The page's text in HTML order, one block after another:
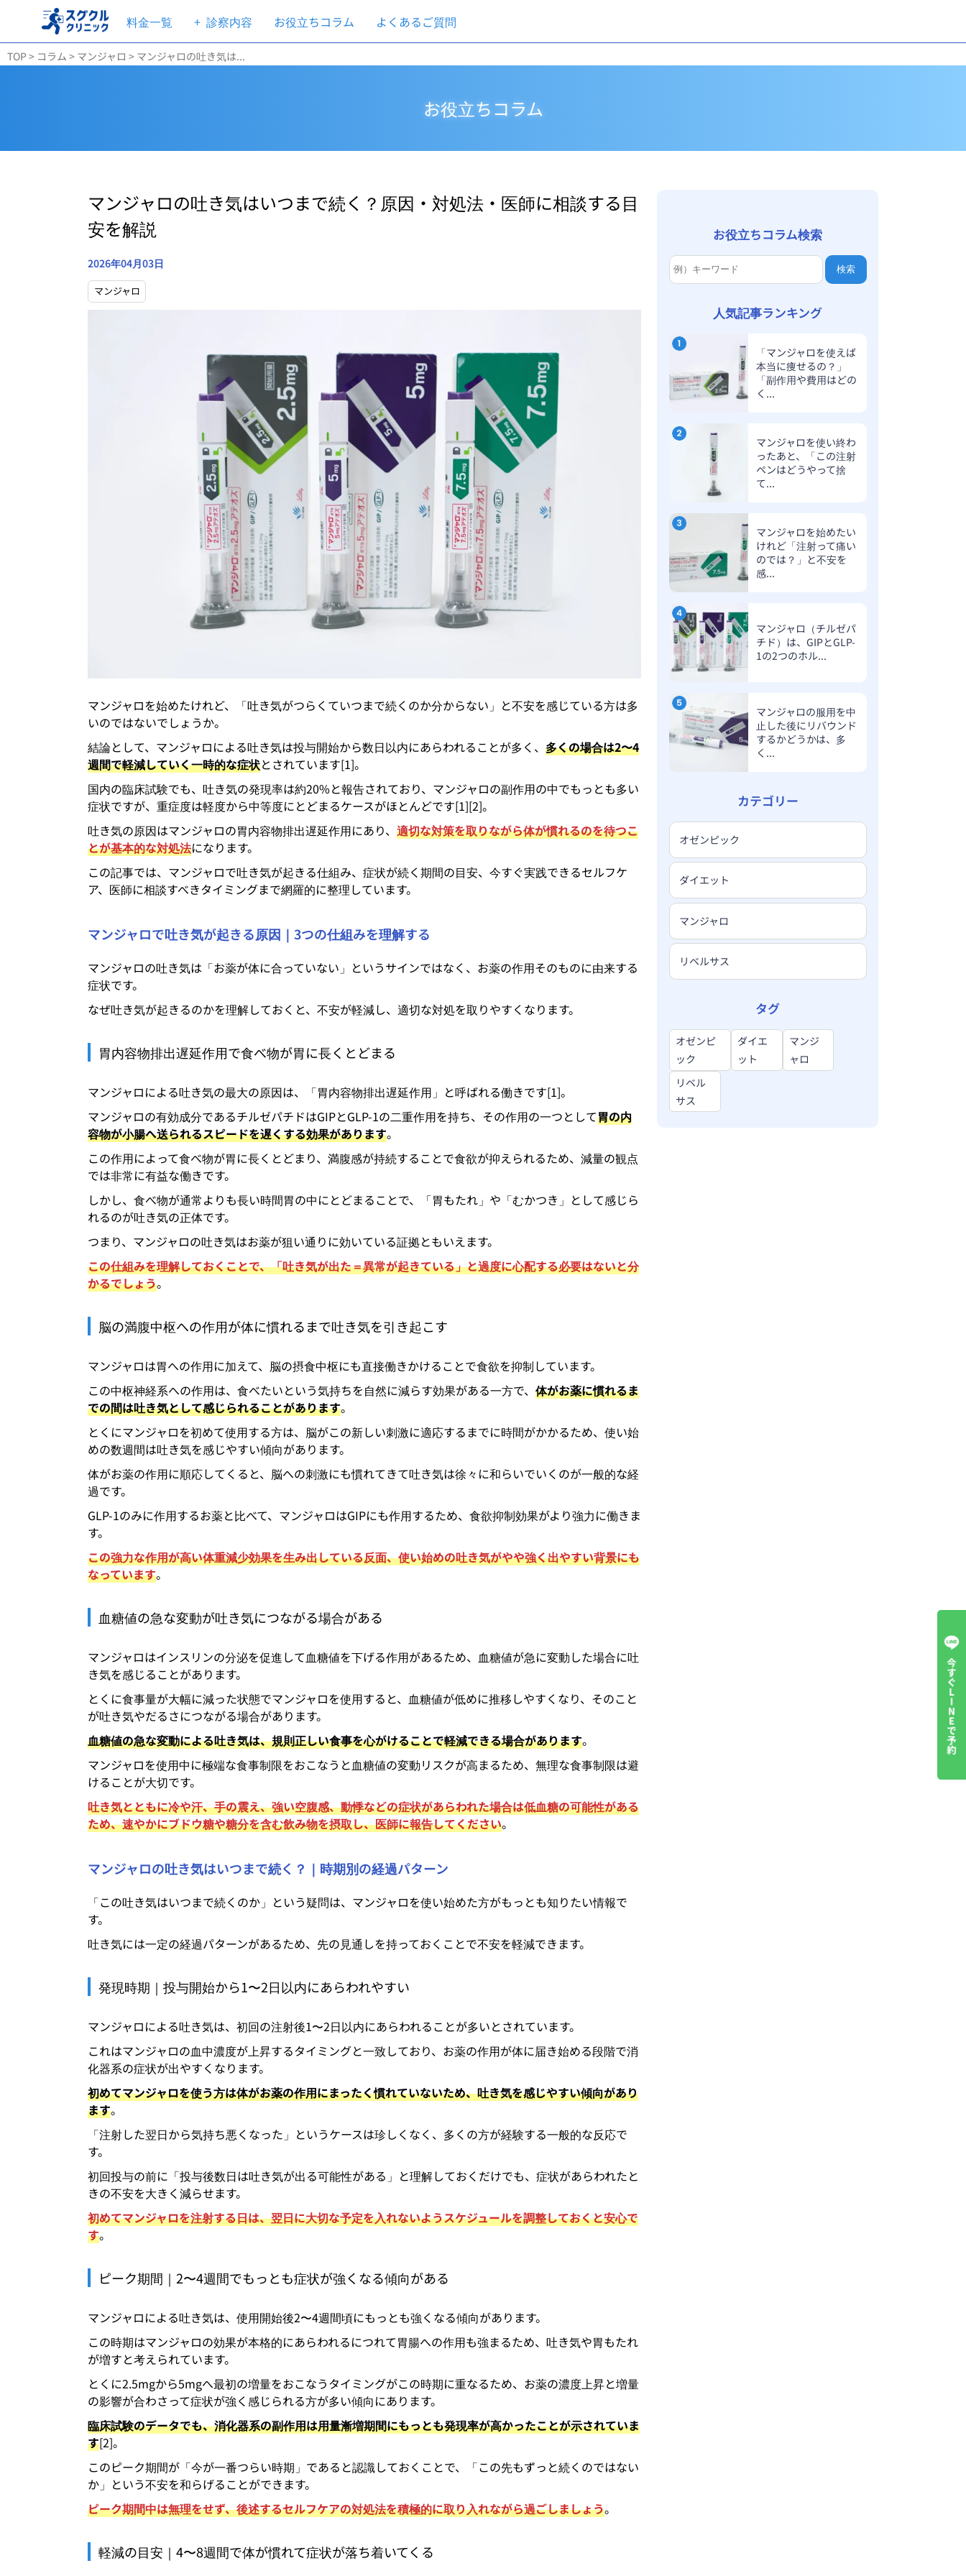
料金一覧 + 診察内容 お役立ちコラム よくあるご質問
TOP > コラム > マンジャロ > マンジャロの吐き気は...
お役立ちコラム
マンジャロの吐き気はいつまで続く？原因・対処法・医師に相談する目
安を解説
2026年04月03日
マンジャロ
マンジャロを始めたけれど、「吐き気がつらくていつまで続くのか分からない」と不安を感じている方は多
いのではないでしょうか。
結論として、マンジャロによる吐き気は投与開始から数日以内にあらわれることが多く、 多くの場合は2〜4
週間で軽減していく一時的な症状とされています[1]。
国内の臨床試験でも、吐き気の発現率は約20%と報告されており、マンジャロの副作用の中でもっとも多い
症状ですが、重症度は軽度から中等度にとどまるケースがほとんどです[1][2]。
吐き気の原因はマンジャロの胃内容物排出遅延作用にあり、 適切な対策を取りながら体が慣れるのを待つこ
とが基本的な対処法になります。
この記事では、マンジャロで吐き気が起きる仕組み、症状が続く期間の目安、今すぐ実践できるセルフケ
ア、医師に相談すべきタイミングまで網羅的に整理しています。
マンジャロで吐き気が起きる原因｜3つの仕組みを理解する
マンジャロの吐き気は「お薬が体に合っていない」というサインではなく、お薬の作用そのものに由来する
症状です。
なぜ吐き気が起きるのかを理解しておくと、不安が軽減し、適切な対処を取りやすくなります。
胃内容物排出遅延作用で食べ物が胃に長くとどまる
マンジャロによる吐き気の最大の原因は、「胃内容物排出遅延作用」と呼ばれる働きです[1]。
マンジャロの有効成分であるチルゼパチドはGIPとGLP-1の二重作用を持ち、その作用の一つとして胃の内
容物が小腸へ送られるスピードを遅くする効果があります。
この作用によって食べ物が胃に長くとどまり、満腹感が持続することで食欲が抑えられるため、減量の観点
では非常に有益な働きです。
しかし、食べ物が通常よりも長い時間胃の中にとどまることで、「胃もたれ」や「むかつき」として感じら
れるのが吐き気の正体です。
つまり、マンジャロの吐き気はお薬が狙い通りに効いている証拠ともいえます。
この仕組みを理解しておくことで、「吐き気が出た＝異常が起きている」と過度に心配する必要はないと分
かるでしょう。
脳の満腹中枢への作用が体に慣れるまで吐き気を引き起こす
マンジャロは胃への作用に加えて、脳の摂食中枢にも直接働きかけることで食欲を抑制しています。
この中枢神経系への作用は、食べたいという気持ちを自然に減らす効果がある一方で、 体がお薬に慣れるま
での間は吐き気として感じられることがあります。
とくにマンジャロを初めて使用する方は、脳がこの新しい刺激に適応するまでに時間がかかるため、使い始
めの数週間は吐き気を感じやすい傾向があります。
体がお薬の作用に順応してくると、脳への刺激にも慣れてきて吐き気は徐々に和らいでいくのが一般的な経
過です。
GLP-1のみに作用するお薬と比べて、マンジャロはGIPにも作用するため、食欲抑制効果がより強力に働きま
す。
この強力な作用が高い体重減少効果を生み出している反面、使い始めの吐き気がやや強く出やすい背景にも
なっています。
血糖値の急な変動が吐き気につながる場合がある
マンジャロはインスリンの分泌を促進して血糖値を下げる作用があるため、血糖値が急に変動した場合に吐
き気を感じることがあります。
とくに食事量が大幅に減った状態でマンジャロを使用すると、血糖値が低めに推移しやすくなり、そのこと
が吐き気やだるさにつながる場合があります。
血糖値の急な変動による吐き気は、規則正しい食事を心がけることで軽減できる場合があります。
マンジャロを使用中に極端な食事制限をおこなうと血糖値の変動リスクが高まるため、無理な食事制限は避
けることが大切です。
吐き気とともに冷や汗、手の震え、強い空腹感、動悸などの症状があらわれた場合は低血糖の可能性がある
ため、速やかにブドウ糖や糖分を含む飲み物を摂取し、医師に報告してください。
マンジャロの吐き気はいつまで続く？｜時期別の経過パターン
「この吐き気はいつまで続くのか」という疑問は、マンジャロを使い始めた方がもっとも知りたい情報で
す。
吐き気には一定の経過パターンがあるため、先の見通しを持っておくことで不安を軽減できます。
発現時期｜投与開始から1〜2日以内にあらわれやすい
マンジャロによる吐き気は、初回の注射後1〜2日以内にあらわれることが多いとされています。
これはマンジャロの血中濃度が上昇するタイミングと一致しており、お薬の作用が体に届き始める段階で消
化器系の症状が出やすくなります。
初めてマンジャロを使う方は体がお薬の作用にまったく慣れていないため、吐き気を感じやすい傾向があり
ます。
「注射した翌日から気持ち悪くなった」というケースは珍しくなく、多くの方が経験する一般的な反応で
す。
初回投与の前に「投与後数日は吐き気が出る可能性がある」と理解しておくだけでも、症状があらわれたと
きの不安を大きく減らせます。
初めてマンジャロを注射する日は、翌日に大切な予定を入れないようスケジュールを調整しておくと安心で
す。
ピーク期間｜2〜4週間でもっとも症状が強くなる傾向がある
マンジャロによる吐き気は、使用開始後2〜4週間頃にもっとも強くなる傾向があります。
この時期はマンジャロの効果が本格的にあらわれるにつれて胃腸への作用も強まるため、吐き気や胃もたれ
が増すと考えられています。
とくに2.5mgから5mgへ最初の増量をおこなうタイミングがこの時期に重なるため、お薬の濃度上昇と増量
の影響が合わさって症状が強く感じられる方が多い傾向にあります。
臨床試験のデータでも、消化器系の副作用は用量漸増期間にもっとも発現率が高かったことが示されていま
す[2]。
このピーク期間が「今が一番つらい時期」であると認識しておくことで、「この先もずっと続くのではない
か」という不安を和らげることができます。
ピーク期間中は無理をせず、後述するセルフケアの対処法を積極的に取り入れながら過ごしましょう。
軽減の目安｜4〜8週間で体が慣れて症状が落ち着いてくる
お役立ちコラム検索
検索
人気記事ランキング
「マンジャロを使えば
本当に痩せるの？」
「副作用や費用はどの
く...
マンジャロを使い終わ
ったあと、「この注射
ペンはどうやって捨
て...
マンジャロを始めたい
けれど「注射って痛い
のでは？」と不安を
感...
マンジャロ（チルゼパ
チド）は、GIPとGLP-
1の2つのホル...
マンジャロの服用を中
止した後にリバウンド
するかどうかは、多
く...
カテゴリー
オゼンピック
ダイエット
マンジャロ
リベルサス
タグ
オゼンピ
ック
ダイエ
ット
マンジ
ャロ
リベル
サス